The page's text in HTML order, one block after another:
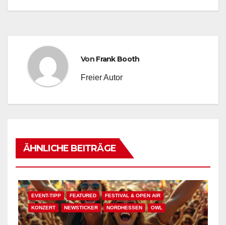
Von Frank Booth
Freier Autor
ÄHNLICHE BEITRÄGE
EVENT-TIPP FEATURED FESTIVAL & OPEN AIR
KONZERT NEWSTICKER NORDHESSEN OWL